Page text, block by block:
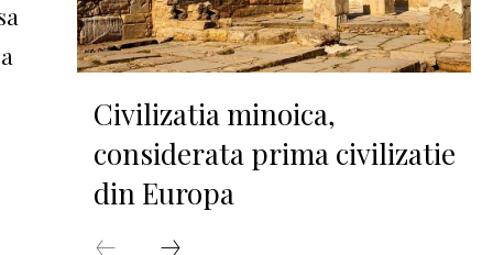
Civilizatia minoica,
considerata prima civilizatie
din Europa